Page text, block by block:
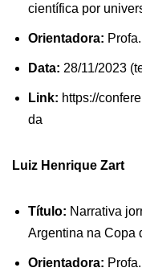
científica por
Orientadora:
Data: 28/11/2023
Link: https://
da
Luiz Henrique Zart
Título: Narrativa
Argentina na Copa
Orientadora: